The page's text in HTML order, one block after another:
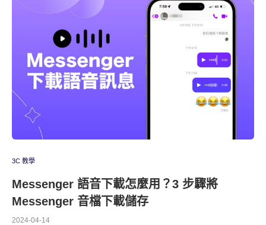
3C 教學
Messenger 語音下載怎麼用？3 步驟將
Messenger 音檔下載儲存
2024-04-14